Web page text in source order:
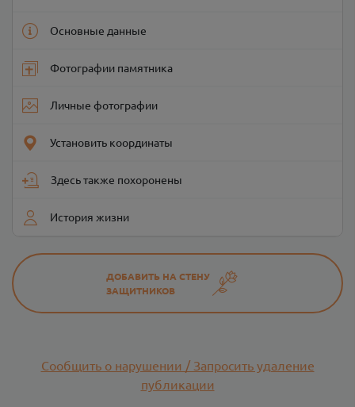
Основные данные
Фотографии памятника
Личные фотографии
Установить координаты
Здесь также похоронены
История жизни
ДОБАВИТЬ НА СТЕНУ
ЗАЩИТНИКОВ
Сообщить о нарушении / Запросить удаление
публикации